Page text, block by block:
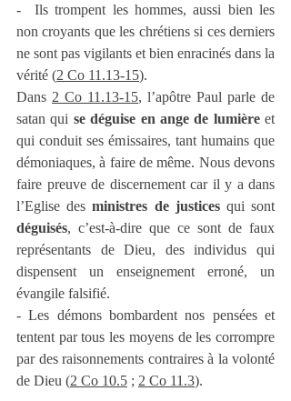
-  Ils trompent les hommes, aussi bien les
non croyants que les chrétiens si ces derniers
ne sont pas vigilants et bien enracinés dans la
vérité (2 Co 11.13-15).
Dans 2 Co 11.13-15, l’apôtre Paul parle de
satan qui se déguise en ange de lumière et
qui conduit ses émissaires, tant humains que
démoniaques, à faire de même. Nous devons
faire preuve de discernement car il y a dans
l’Eglise des ministres de justices
déguisés, c’est-à-dire que ce sont de faux
représentants de Dieu, des individus qui
dispensent un enseignement erroné, un
évangile falsifié.
- Les démons bombardent nos pensées et
tentent par tous les moyens de les corrompre
par des raisonnements contraires à la volonté
de Dieu (2 Co 10.5 ; 2 Co 11.3).